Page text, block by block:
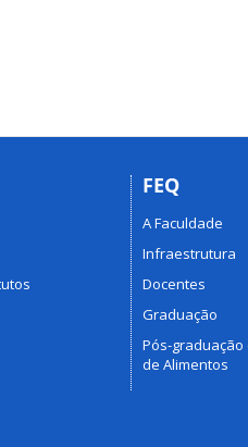
FEQ
A Faculdade
Infraestrutura
Docentes
Graduação
Pós-graduação
de Alimentos